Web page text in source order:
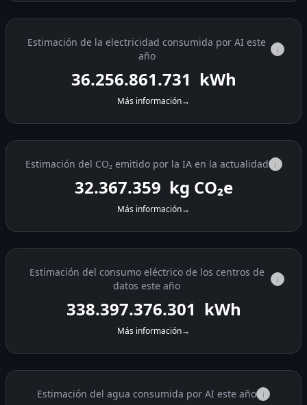
Estimación de la electricidad consumida por AI este
año
i
36.256.863.017 kWh
Más información→
Estimación del CO₂ emitido por la IA en la actualidad i
32.367.809 kg CO₂e
Más información→
Estimación del consumo eléctrico de los centros de
datos este año
i
338.397.388.305 kWh
Más información→
Estimación del agua consumida por AI este año i